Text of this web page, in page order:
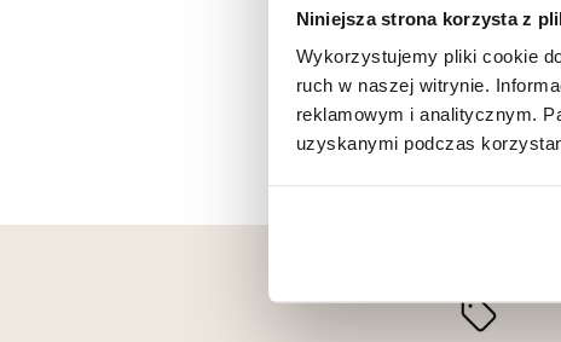
Niniejsza strona korzysta z
Wykorzystujemy pliki cookie
ruch w naszej witrynie.
reklamowym i analitycznym.
uzyskanymi podczas